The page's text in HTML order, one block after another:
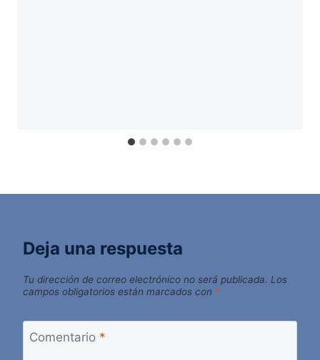
Deja una respuesta
Tu dirección de correo electrónico no será publicada. Los
campos obligatorios están marcados con *
Comentario *